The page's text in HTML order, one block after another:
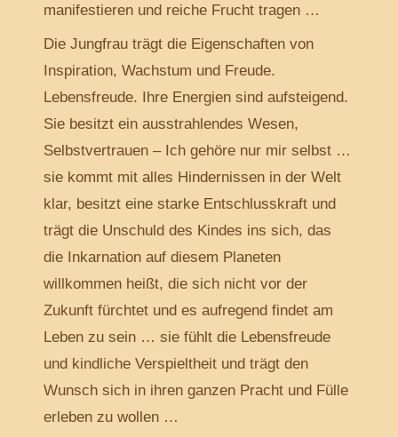
manifestieren und reiche Frucht tragen …
Die Jungfrau trägt die Eigenschaften von
Inspiration, Wachstum und Freude.
Lebensfreude. Ihre Energien sind aufsteigend.
Sie besitzt ein ausstrahlendes Wesen,
Selbstvertrauen – Ich gehöre nur mir selbst …
sie kommt mit alles Hindernissen in der Welt
klar, besitzt eine starke Entschlusskraft und
trägt die Unschuld des Kindes ins sich, das
die Inkarnation auf diesem Planeten
willkommen heißt, die sich nicht vor der
Zukunft fürchtet und es aufregend findet am
Leben zu sein … sie fühlt die Lebensfreude
und kindliche Verspieltheit und trägt den
Wunsch sich in ihren ganzen Pracht und Fülle
erleben zu wollen …